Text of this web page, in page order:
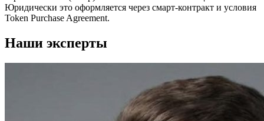
Юридически это оформляется через смарт-контракт и условия
Token Purchase Agreement.
Наши эксперты